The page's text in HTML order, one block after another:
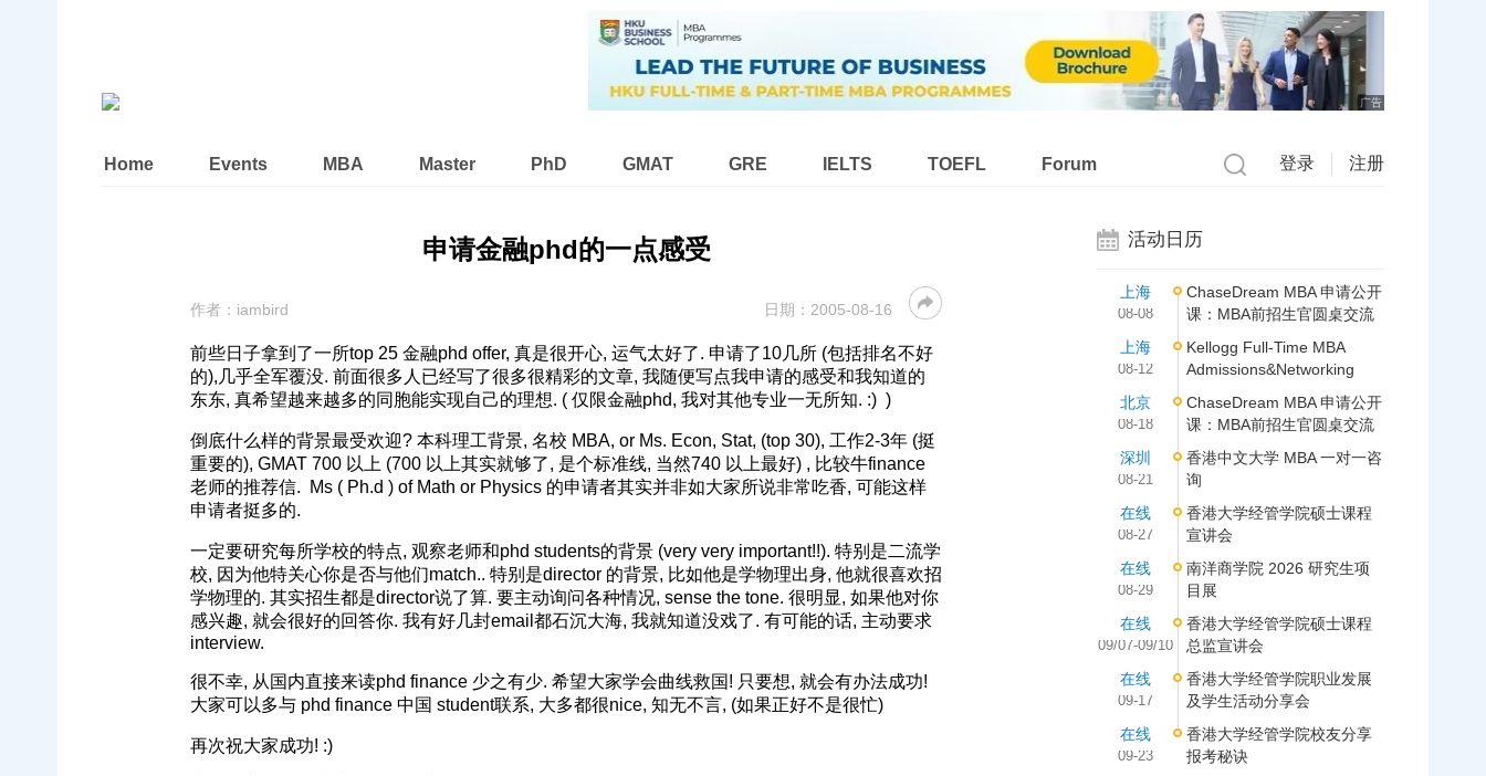
广告
Home Events MBA Master PhD GMAT GRE IELTS TOEFL Forum 登录 注册
申请金融phd的一点感受
作者： iambird 日期： 2005-08-16
前些日子拿到了一所top 25 金融phd offer, 真是很开心, 运气太好了. 申请了10几所 (包括排名不好
的),几乎全军覆没. 前面很多人已经写了很多很精彩的文章, 我随便写点我申请的感受和我知道的
东东, 真希望越来越多的同胞能实现自己的理想. ( 仅限金融phd, 我对其他专业一无所知. :) )
倒底什么样的背景最受欢迎? 本科理工背景, 名校 MBA, or Ms. Econ, Stat, (top 30), 工作2-3年 (挺
重要的), GMAT 700 以上 (700 以上其实就够了, 是个标准线, 当然740 以上最好) , 比较牛finance
老师的推荐信. Ms ( Ph.d ) of Math or Physics 的申请者其实并非如大家所说非常吃香, 可能这样
申请者挺多的.
一定要研究每所学校的特点, 观察老师和phd students的背景 (very very important!!). 特别是二流学
校, 因为他特关心你是否与他们match.. 特别是director 的背景, 比如他是学物理出身, 他就很喜欢招
学物理的. 其实招生都是director说了算. 要主动询问各种情况, sense the tone. 很明显, 如果他对你
感兴趣, 就会很好的回答你. 我有好几封email都石沉大海, 我就知道没戏了. 有可能的话, 主动要求
interview.
很不幸, 从国内直接来读phd finance 少之有少. 希望大家学会曲线救国! 只要想, 就会有办法成功!
大家可以多与 phd finance 中国 student联系, 大多都很nice, 知无不言, (如果正好不是很忙)
再次祝大家成功! :)
活动日历
上海
08-08
ChaseDream MBA 申请公开
课：MBA前招生官圆桌交流
上海
08-12
Kellogg Full-Time MBA
Admissions&Networking
北京
08-18
ChaseDream MBA 申请公开
课：MBA前招生官圆桌交流
深圳
08-21
香港中文大学 MBA 一对一咨
询
在线
08-27
香港大学经管学院硕士课程
宣讲会
在线
08-29
南洋商学院 2026 研究生项
目展
在线
09/07-09/10
香港大学经管学院硕士课程
总监宣讲会
在线
09-17
香港大学经管学院职业发展
及学生活动分享会
在线
09-23
香港大学经管学院校友分享
报考秘诀